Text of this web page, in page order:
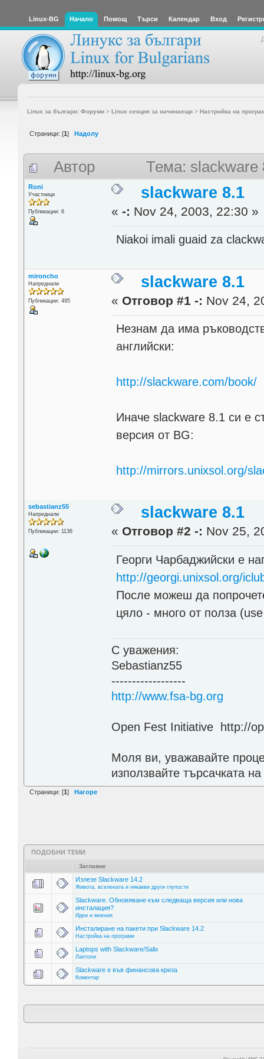
Linux-BG Начало Помощ Търси Календар Вход
Linux за българи: Форуми> Linux секция за начинаещи> Настройка на
Страници: [1] Надолу
Автор Тема: slackware
Roni
Участници
Публикации: 6
slackware 8.1
«-: Nov 24, 2003, 22:30 »
Niakoi imali guaid za
mironcho
Напреднали
Публикации: 495
slackware 8.1
« Отговор #1 -: Nov 24,
Незнам да има
английски:
http://slackware.com/book/
Иначе slackware 8.1 си е
версия от BG:
http://mirrors.unixsol.org/
sebastianz55
Напреднали
Публикации: 1136
slackware 8.1
« Отговор #2 -: Nov 25,
Георги Чарбаджийски е
http://georgi.unixsol.org/
После можеш да
цяло - много от полза
С уважения:
Sebastianz55
------------------
http://www.fsa-bg.org
Open Fest Initiative http://
Моля ви, уважавайте
използвайте търсачката
Страници: [1 ] Нагоре
ПОДОБНИ ТЕМИ
Заглавие
Излезе Slackware 14.2
Живота, вселената и някакви други глупости
Slackware. Обновяване към следваща версия или нова
инсталация?
Идеи и мнения
Инсталиране на пакети при Slackware 14.2
Настройка на програми
Laptops with Slackware/Salix
Лаптопи
Slackware е във финансова криза
Коментар